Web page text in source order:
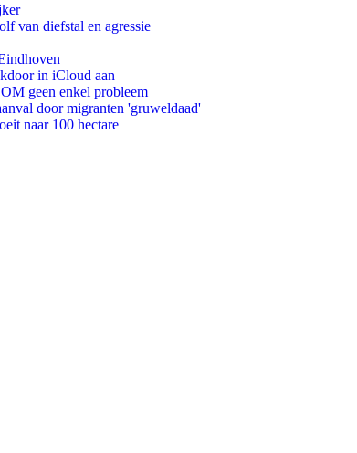
van diefstal en agressie
in iCloud aan
geen enkel probleem
door migranten 'gruweldaad'
naar 100 hectare